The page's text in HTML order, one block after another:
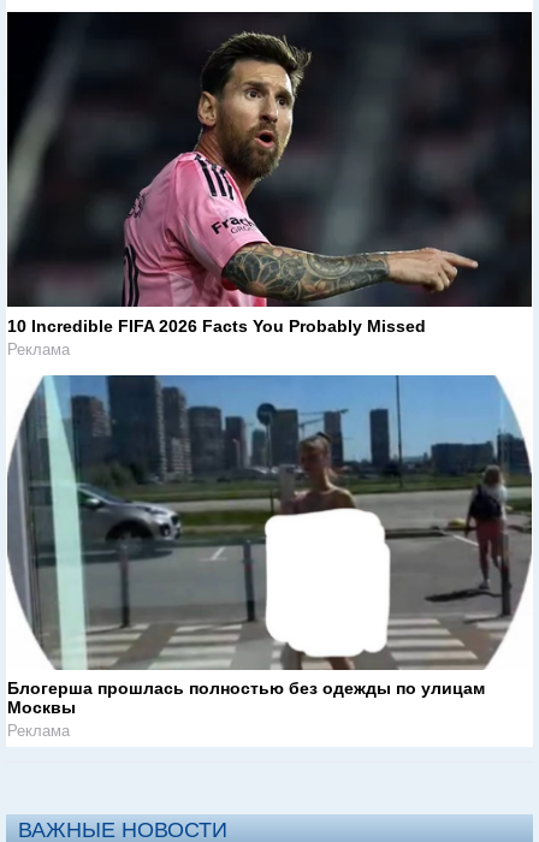
10 Incredible FIFA 2026 Facts You Probably Missed
Реклама
Блогерша прошлась полностью без одежды по улицам
Москвы
Реклама
ВАЖНЫЕ НОВОСТИ